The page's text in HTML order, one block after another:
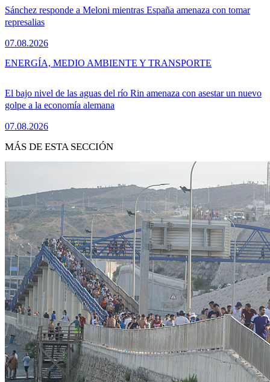
Sánchez responde a Meloni mientras España amenaza con tomar
represalias
07.08.2026
El bajo nivel de las aguas del río Rin amenaza con asestar un nuevo
golpe a la economía alemana
07.08.2026
ENERGÍA, MEDIO AMBIENTE Y TRANSPORTE
MÁS DE ESTA SECCIÓN